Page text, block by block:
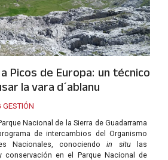
Picos de Europa: un técnico
la vara d´ablanu
GESTIÓN
Nacional de la Sierra de Guadarrama
de intercambios del Organismo
Nacionales, conociendoin situlas
conservación en el Parque Nacional de